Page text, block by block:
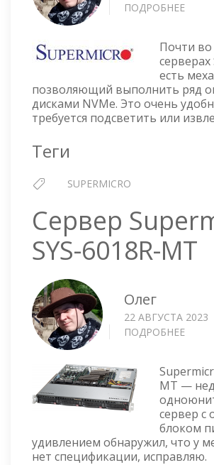
ПОДРОБНЕЕ
NVME
ДИСК
Почти во
есть
позволяющий выполнить ряд
дисками NVMe. Это очень
требуется подсветить или
Теги
SUPERMICRO
Сервер
SYS-6018R-MT
Олег
22 АВГУСТА 2023
ПОДРОБНЕЕ
SYS-
MT
MT —
сервер с
блоком
удивлением обнаружил, что у
нет спецификации, исправляю.